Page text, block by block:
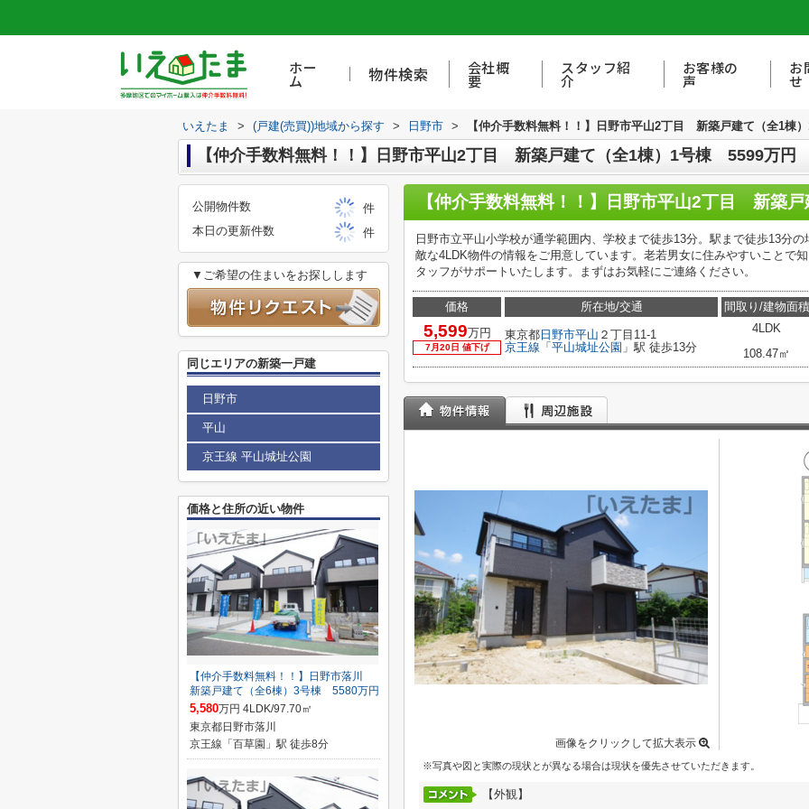
ホー
ム 物件検索 会社概
要
スタッフ紹
介
お客様の
声
お
せ
いえたま > (戸建(売買))地域から探す > 日野市 > 【仲介手数料無料！！】日野市平山2丁目 新築戸建て（全1棟
【仲介手数料無料！！】日野市平山2丁目 新築戸建て（全1棟）1号棟 5599万円
日野市立平山小学校が通学範囲内、学校まで徒歩13分。駅まで徒歩13分
敵な4LDK物件の情報をご用意しています。老若男女に住みやすいことで
タッフがサポートいたします。まずはお気軽にご連絡ください。
価格
5,599万円
7月20日 値下げ
所在地/交通
東京都 日野市平山 ２丁目11-1
京王線 「 平山城址公園 」駅 徒歩13分
間取り/建物面積
4LDK
108.47㎡
画像をクリックして拡大表示
※写真や図と実際の現状とが異なる場合は現状を優先させていただきます。
【外観】
公開物件数
件
本日の更新件数
件
▼ご希望の住まいをお探しします
同じエリアの新築一戸建
日野市
平山
京王線 平山城址公園
価格と住所の近い物件
【仲介手数料無料！！】日野市落川
新築戸建て（全6棟）3号棟 5580万円
5,580万円 4LDK/97.70㎡
東京都日野市落川
京王線「百草園」駅 徒歩8分